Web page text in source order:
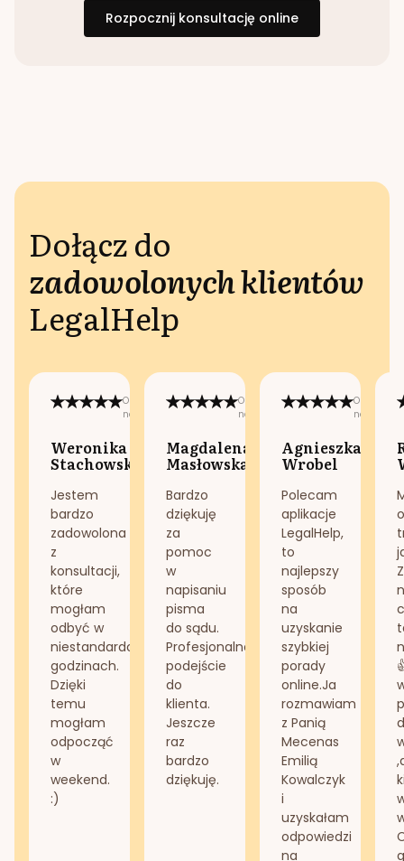
Rozpocznij konsultację online
Dołącz do
zadowolonych klientów
LegalHelp
Opublikowano
na:
Weronika
Stachowska
Jestem
bardzo
zadowolona
z
konsultacji,
które
mogłam
odbyć w
niestandardowych
godzinach.
Dzięki
temu
mogłam
odpocząć
w
weekend.
:)
Opublikowano
na:
Magdalena
Masłowska
Bardzo
dziękuję
za
pomoc
w
napisaniu
pisma
do sądu.
Profesjonalne
podejście
do
klienta.
Jeszcze
raz
bardzo
dziękuję.
na:
Agnieszka
Wrobel
Polecam
aplikacje
LegalHelp,
to
najlepszy
sposób
na
uzyskanie
szybkiej
porady
online.Ja
rozmawiam
z Panią
Mecenas
Emilią
Kowalczyk
i
uzyskałam
odpowiedzi
na